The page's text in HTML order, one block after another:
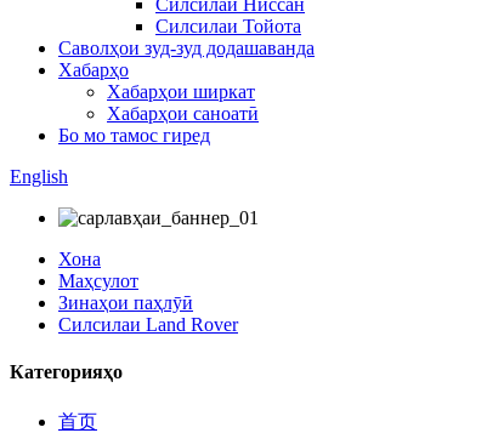
Силсилаи Ниссан
Силсилаи Тойота
Саволҳои зуд-зуд додашаванда
Хабарҳо
Хабарҳои ширкат
Хабарҳои саноатӣ
Бо мо тамос гиред
English
Хона
Маҳсулот
Зинаҳои паҳлӯӣ
Силсилаи Land Rover
Категорияҳо
首页